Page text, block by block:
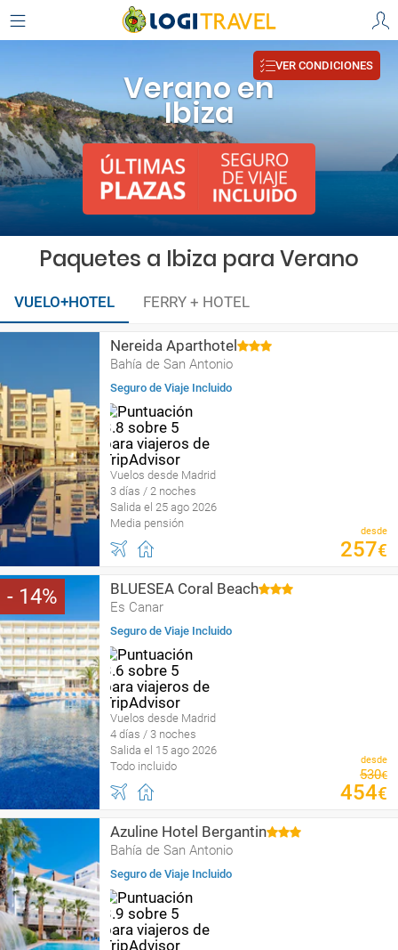
Verano en
Ibiza
VER CONDICIONES
Paquetes a Ibiza para Verano
VUELO+HOTEL FERRY + HOTEL
Nereida Aparthotel
Bahía de San Antonio
Seguro de Viaje Incluido
Vuelos desde Madrid
3 días / 2 noches
Salida el 25 ago 2026
Media pensión
desde
257€
14 BLUESEA Coral Beach
Es Canar
Seguro de Viaje Incluido
Vuelos desde Madrid
4 días / 3 noches
Salida el 15 ago 2026
Todo incluido
desde
530€
454€
Azuline Hotel Bergantin
Bahía de San Antonio
Seguro de Viaje Incluido